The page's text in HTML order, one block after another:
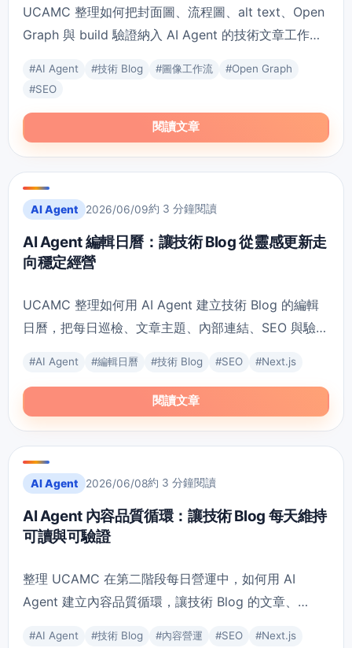
UCAMC 整理如何把封面圖、流程圖、alt text、Open
Graph 與 build 驗證納入 AI Agent 的技術文章工作
#AI Agent #技術 Blog #圖像工作流 #Open Graph
#SEO
閱讀文章
AI Agent 2026/06/09約 3 分鐘閱讀
AI Agent 編輯日曆：讓技術 Blog 從靈感更新走
向穩定經營
UCAMC 整理如何用 AI Agent 建立技術 Blog 的編輯
日曆，把每日巡檢、文章主題、內部連結、SEO 與驗證
#AI Agent #編輯日曆 #技術 Blog #SEO #Next.js
閱讀文章
AI Agent 2026/06/08約 3 分鐘閱讀
AI Agent 內容品質循環：讓技術 Blog 每天維持
可讀與可驗證
整理 UCAMC 在第二階段每日營運中，如何用 AI
Agent 建立內容品質循環，讓技術 Blog 的文章、
#AI Agent #技術 Blog #內容營運 #SEO #Next.js